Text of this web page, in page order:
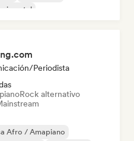
Periodista
Rock alternativo
Afro / Amapiano